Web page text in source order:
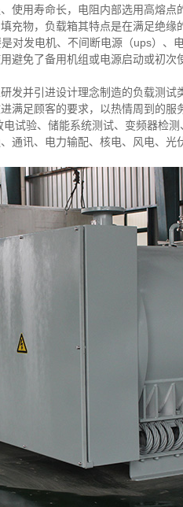
使用寿命长，电阻内部选用高熔
充物，负载箱其特点是在满足绝缘
对发电机、不间断电源（ups）
避免了备用机组或电源启动或初
发并引进设计理念制造的负载测
满足顾客的要求，以热情周到的
试验、储能系统测试、变频器检
通讯、电力输配、核电、风电、